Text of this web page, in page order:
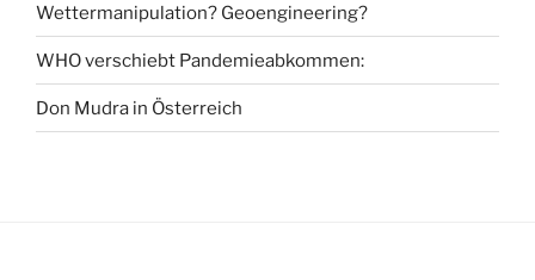
Wettermanipulation? Geoengineering?
WHO verschiebt Pandemieabkommen:
Don Mudra in Österreich